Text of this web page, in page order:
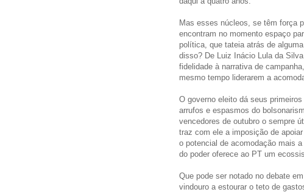
Mas esses núcleos, se têm força
encontram no momento espaço
política, que tateia atrás de
disso? De Luiz Inácio Lula da
fidelidade à narrativa de
mesmo tempo liderarem a
O governo eleito dá seus
arrufos e espasmos do
vencedores de outubro o sempre
traz com ele a imposição de
o potencial de acomodação mais
do poder oferece ao PT um
Que pode ser notado no debate
vindouro a estourar o teto de